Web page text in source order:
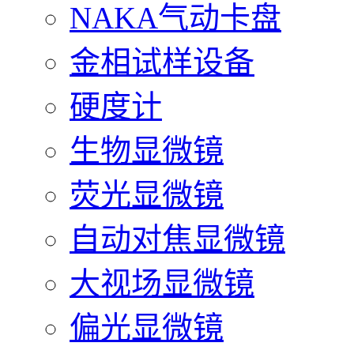
NAKA气动卡盘
金相试样设备
硬度计
生物显微镜
荧光显微镜
自动对焦显微镜
大视场显微镜
偏光显微镜